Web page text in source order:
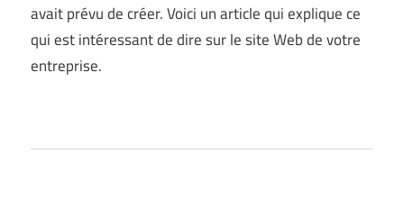
avait prévu de créer. Voici un article qui explique ce
qui est intéressant de dire sur le site Web de votre
entreprise.